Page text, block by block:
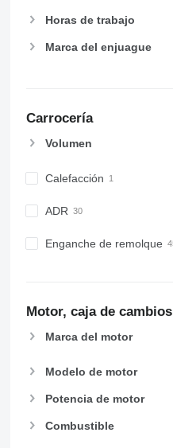
Horas de trabajo
Marca del enjuague
Carrocería
Volumen
Calefacción
ADR
Enganche de remolque
Motor, caja de cambios
Marca del motor
Modelo de motor
Potencia de motor
Combustible